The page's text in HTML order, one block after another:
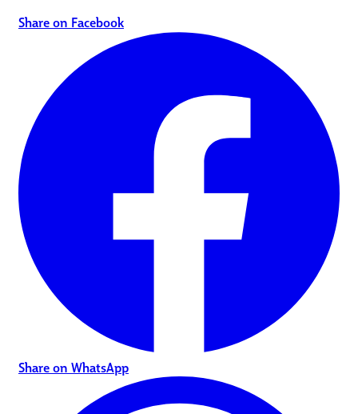
Share on Facebook
Share on WhatsApp